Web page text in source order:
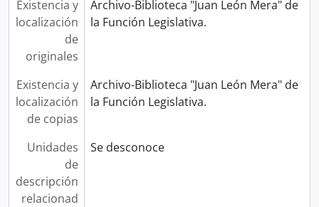
Existencia y
localización
de
originales
Archivo-Biblioteca "Juan León Mera" de
la Función Legislativa.
Existencia y
localización
de copias
Archivo-Biblioteca "Juan León Mera" de
la Función Legislativa.
Unidades
de
descripción
relacionad
Se desconoce